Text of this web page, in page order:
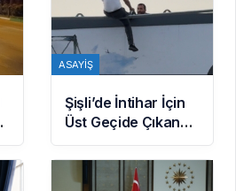
ASAYIŞ
Şişli’de İntihar İçin
Üst Geçide Çıkan
Kişi Polis
Tarafından İkna
Edildi